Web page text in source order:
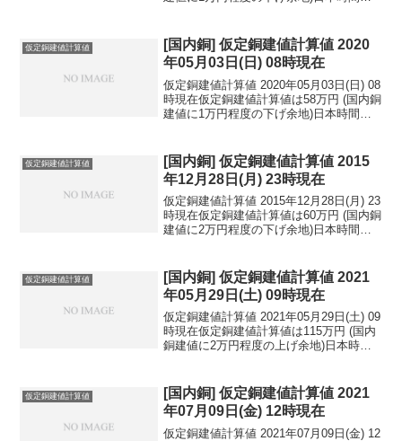
民元：1...
仮定銅建値計算値
[国内銅] 仮定銅建値計算値 2020
年05月03日(日) 08時現在
仮定銅建値計算値 2020年05月03日(日) 08
時現在仮定銅建値計算値は58万円 (国内銅
建値に1万円程度の下げ余地)日本時間
民元：1...
仮定銅建値計算値
[国内銅] 仮定銅建値計算値 2015
年12月28日(月) 23時現在
仮定銅建値計算値 2015年12月28日(月) 23
時現在仮定銅建値計算値は60万円 (国内銅
建値に2万円程度の下げ余地)日本時間
民元：1...
仮定銅建値計算値
[国内銅] 仮定銅建値計算値 2021
年05月29日(土) 09時現在
仮定銅建値計算値 2021年05月29日(土) 09
時現在仮定銅建値計算値は115万円 (国内
銅建値に2万円程度の上げ余地)日本時間
民元：...
仮定銅建値計算値
[国内銅] 仮定銅建値計算値 2021
年07月09日(金) 12時現在
仮定銅建値計算値 2021年07月09日(金) 12